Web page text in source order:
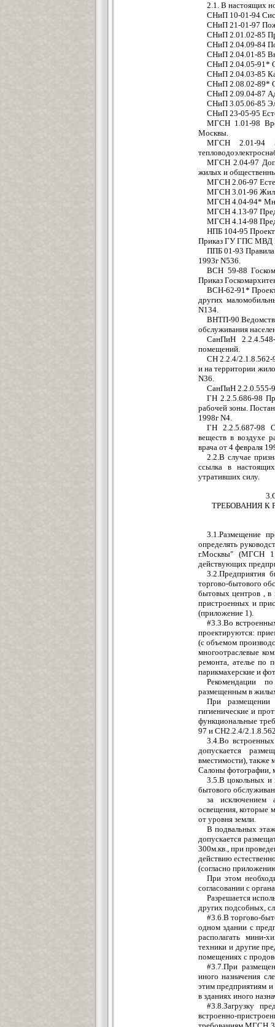
2.1. В настоящих
СНиП 10-01-94
СНиП 21-01-97
СНиП 2.01.02-85
СНиП 2.04.09-84
СНиП 2.04.01-85
СНиП 2.04.05-91*
СНиП 2.04.03-85
СНиП 2.08.02-89*
СНиП 2.09.04-87
СНиП 3.05.06-85
СНиП 23-05-95
МГСН 1.01-98
Москвы.
МГСН 2.01-94
МГСН 2.04-97
жилых и
МГСН 2.06-97
МГСН 3.01-96
МГСН 4.04-94*
МГСН 4.13-97
МГСН 4.14-98
НПБ 104-95
Приказ ГУ ГПС МВД
ППБ 01-93 Правила
1993г N536.
ВСН 59-88
Приказ
ВСН-62-91*
других
N134.
ВНТП-90
обслуживания
СанПиН
помещений.
СН 2.2.4/2.1.8.562-
и на территории
N36.
СанПиН 2.2.0.555-
ГН 2.2.5.686-98
рабочей зоны.
1998г N4.
ГН 2.2.5.687-98
веществ в воздухе
врача от 4 февраля
2.2.В случае
ссылка в
утративших силу.
ТРЕБОВАНИЯ
3.1.Размещение
определять
г.Москвы" (МГСН
действующих
3.2.Предприятия
торгово-бытового
бытовых центров , в
пристроенных и
(приложение 1).
#3.3.Во
проектируются:
(с объемом
многоотраслевые
ремонта, ателье по
парикмахерские и
Рекомендации
размещенным в
При размещении
гигиенические и
функциональные
97 и СН2.2.4/
3.4.Во
допускается
вместимости), также
Салоны фотографии,
3.5.В цокольных и
бытового
за исключением
освещения, которые
от уровня земли.
В подвальных
допускается
300м.кв., при
действию
(согласно
При этом
согласовании с
Разрешается
других подсобных,
#3.6.В торгово-
одном здании с
располагать мини-
техники и другие
помещениях с
#3.7.При
иного назначения
этим предприятиям
в зданиях иного
#3.8.Загрузку
встроенно-